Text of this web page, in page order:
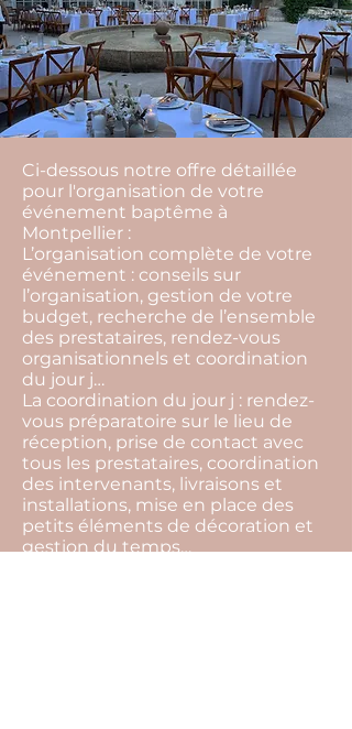
Ci-dessous notre offre détaillée
pour l'organisation de votre
événement baptême à
Montpellier :
L’organisation complète de votre
événement : conseils sur
l’organisation, gestion de votre
budget, recherche de l’ensemble
des prestataires, rendez-vous
organisationnels et coordination
du jour j…
La coordination du jour j : rendez-
vous préparatoire sur le lieu de
réception, prise de contact avec
tous les prestataires, coordination
des intervenants, livraisons et
installations, mise en place des
petits éléments de décoration et
gestion du temps…